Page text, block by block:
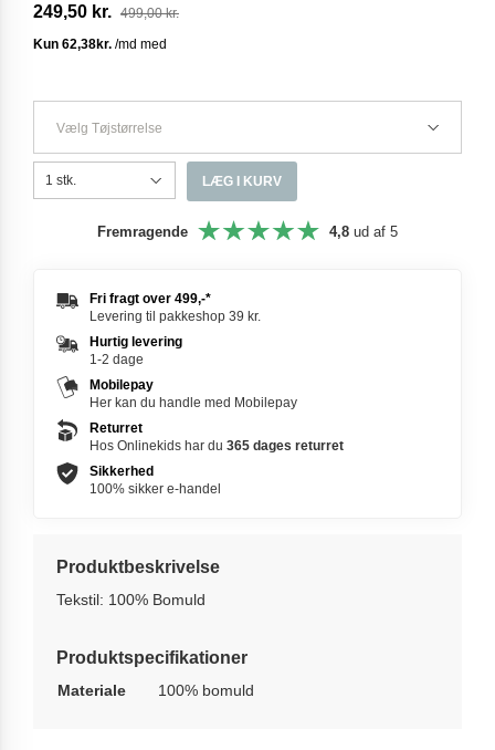
249,50 kr. 499,00 kr.
Vælg Tøjstørrelse
LÆG I KURV
Fremragende 4,8 ud af 5
Fri fragt over 499,-*
Levering til pakkeshop 39 kr.
Hurtig levering
1-2 dage
Mobilepay
Her kan du handle med Mobilepay
Returret
Hos Onlinekids har du 365 dages returret
Sikkerhed
100% sikker e-handel
Produktbeskrivelse
Tekstil: 100% Bomuld
Produktspecifikationer
Materiale 100% bomuld